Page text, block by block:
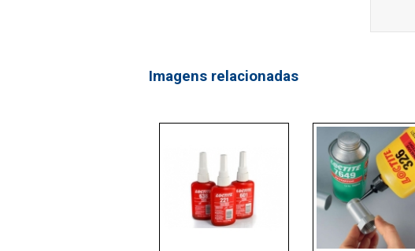
Imagens relacionadas